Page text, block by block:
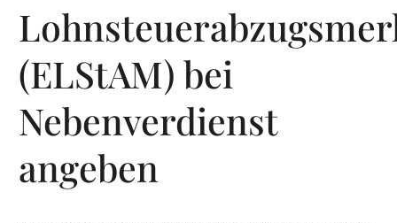
(ELStAM) bei
Nebenverdienst
angeben